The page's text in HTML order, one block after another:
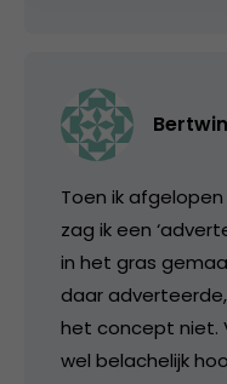
Bertwin
Toen ik
zag ik een
in het gras
daar
het concept niet.
wel belachelijk